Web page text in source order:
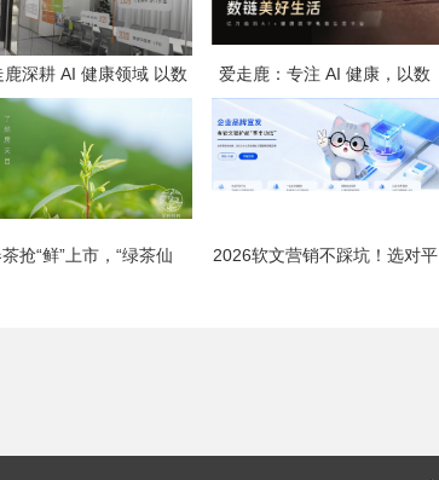
鹿深耕 AI 健康领域 以数
创新，赋能全民健康
爱走鹿：专注 AI 健康，以数
智守护全民日常健康生活
抢“鲜”上市，“绿茶仙
2026软文营销不踩坑！选对平